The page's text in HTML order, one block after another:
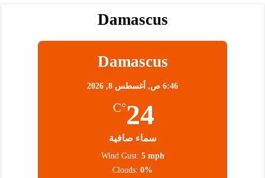
Damascus
Damascus
6:46 ص, أغسطس 8, 2026
24
°C
سماء صافية
Wind Gust: 5 mph
Clouds: 0%